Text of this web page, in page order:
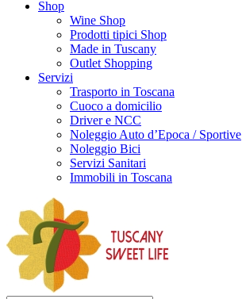
Shop
Wine Shop
Prodotti tipici Shop
Made in Tuscany
Outlet Shopping
Servizi
Trasporto in Toscana
Cuoco a domicilio
Driver e NCC
Noleggio Auto d’Epoca / Sportive
Noleggio Bici
Servizi Sanitari
Immobili in Toscana